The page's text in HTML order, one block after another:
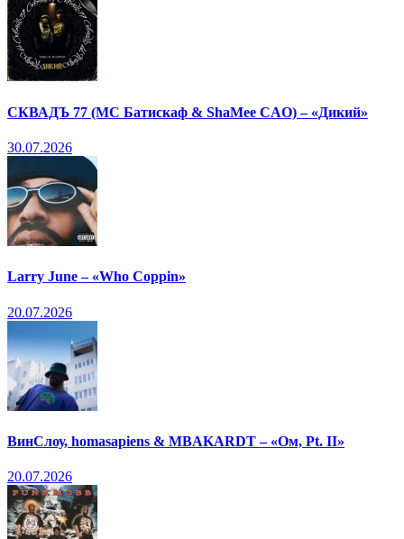
СКВАДЪ 77 (МС Батискаф & ShaMee CAO) – «Дикий»
30.07.2026
Larry June – «Who Coppin»
20.07.2026
ВинСлоу, homasapiens & MBAKARDT – «Ом, Pt. II»
20.07.2026